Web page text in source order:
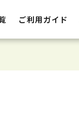
ご利用ガイド